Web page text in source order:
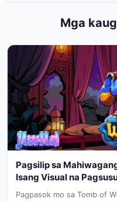
Mga
Pagsilip sa
Isang Visual na
Pagpasok mo sa Tomb of